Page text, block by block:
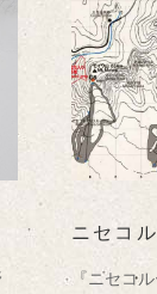
ニセコ
『ニセコ